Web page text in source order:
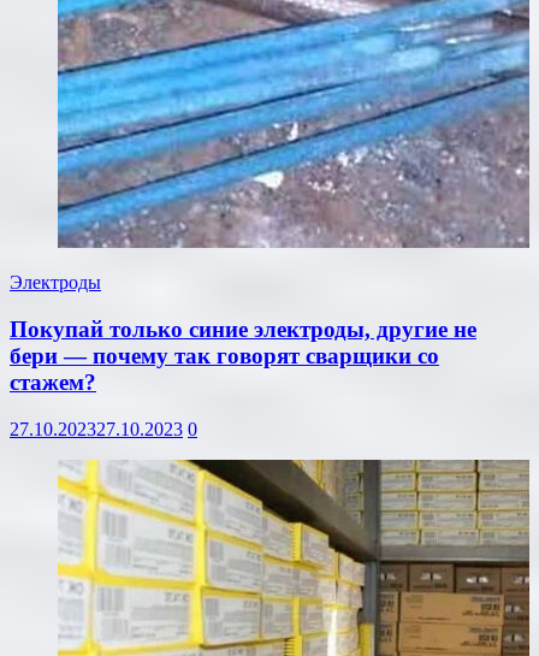
Электроды
Покупай только синие электроды, другие не
бери — почему так говорят сварщики со
стажем?
27.10.202327.10.2023 0